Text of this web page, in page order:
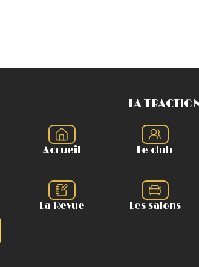
LA
Accueil Le club
La Revue Les salons